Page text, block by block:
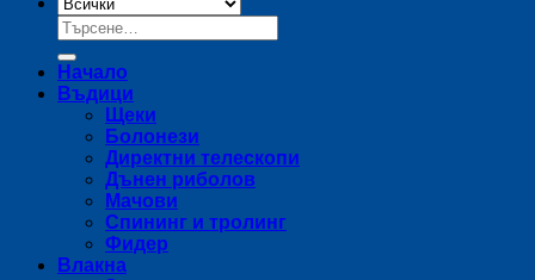
Търсене
за:
Начало
Въдици
Щеки
Болонези
Директни телескопи
Дънен риболов
Мачови
Спининг и тролинг
Фидер
Влакна